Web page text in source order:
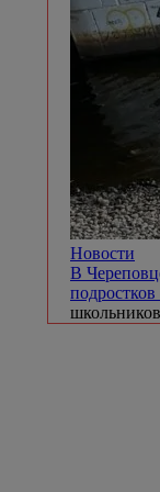
Новости
В
подростков